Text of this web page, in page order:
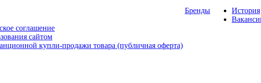
соглашение
сайтом
купли-продажи товара (публичная оферта)
Бренды
История